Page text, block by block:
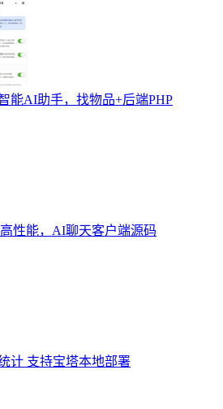
能AI助手，找物品+后端PHP
性能，AI聊天客户端源码
计 支持宝塔本地部署